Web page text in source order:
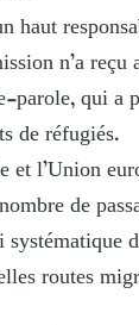
haut
n’a
parole, qui a
de réfugiés.
et l’Union
de
routes